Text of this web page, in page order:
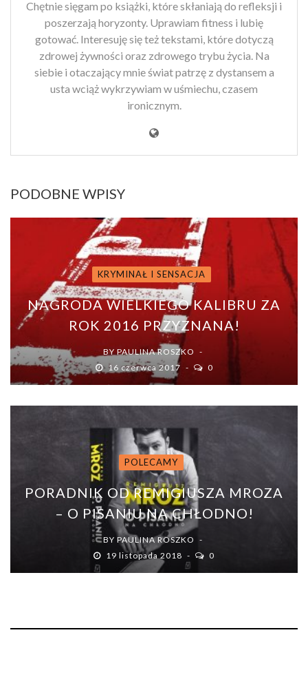
Chętnie sięgam po książki, które skłaniają do refleksji i
poszerzają horyzonty. Uprawiam fitness i lubię
gotować. Interesuję się też tekstami, które dotyczą
zdrowej żywności oraz zdrowego trybu życia. Na
siebie i otaczający mnie świat patrzę z dystansem a
usta wciąż wykrzywiam w uśmiechu, czasem
ironicznym.
PODOBNE WPISY
KRYMINAŁ I SENSACJA
NAGRODA WIELKIEGO KALIBRU ZA
ROK 2016 PRZYZNANA!
BYPAULINA ROSZKO
16 czerwca 2017
0
POLECAMY
PORADNIK OD REMIGIUSZA MROZA
– O PISANIU NA CHŁODNO!
BY PAULINA ROSZKO
19 listopada 2018
0